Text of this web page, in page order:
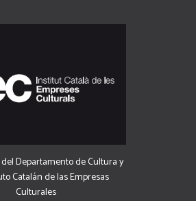
Departamento de Cultura y
Catalán de las Empresas
Culturales